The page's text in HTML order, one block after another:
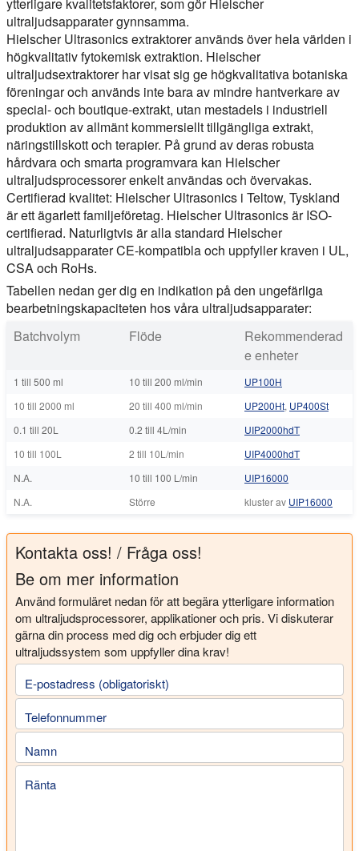
ytterligare kvalitetsfaktorer, som gör Hielscher
ultraljudsapparater gynnsamma.
Hielscher Ultrasonics extraktorer används över hela världen i
högkvalitativ fytokemisk extraktion. Hielscher
ultraljudsextraktorer har visat sig ge högkvalitativa botaniska
föreningar och används inte bara av mindre hantverkare av
special- och boutique-extrakt, utan mestadels i industriell
produktion av allmänt kommersiellt tillgängliga extrakt,
näringstillskott och terapier. På grund av deras robusta
hårdvara och smarta programvara kan Hielscher
ultraljudsprocessorer enkelt användas och övervakas.
Certifierad kvalitet: Hielscher Ultrasonics i Teltow, Tyskland
är ett ägarlett familjeföretag. Hielscher Ultrasonics är ISO-
certifierad. Naturligtvis är alla standard Hielscher
ultraljudsapparater CE-kompatibla och uppfyller kraven i UL,
CSA och RoHs.
Tabellen nedan ger dig en indikation på den ungefärliga
bearbetningskapaciteten hos våra ultraljudsapparater:
Batchvolym
Flöde
Rekommenderad
e enheter
1 till 500 ml 10 till 200 ml/min
UP100H
10 till 2000 ml
20 till 400 ml/min UP200Ht, UP400St
0.1 till 20L
0.2 till 4L/min
UIP2000hdT
10 till 100L
2 till 10L/min
UIP4000hdT
N.A.
10 till 100 L/min
UIP16000
N.A.
Större kluster av UIP16000
Kontakta oss! / Fråga oss!
Be om mer information
Använd formuläret nedan för att begära ytterligare information
om ultraljudsprocessorer, applikationer och pris. Vi diskuterar
gärna din process med dig och erbjuder dig ett
ultraljudssystem som uppfyller dina krav!
E-postadress (obligatoriskt)
Telefonnummer
Namn
Ränta